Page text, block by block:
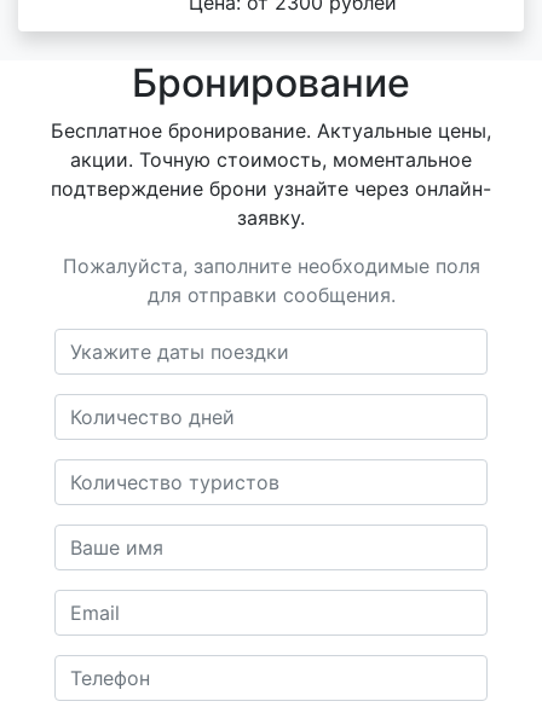
Бронирование
Бесплатное бронирование. Актуальные цены,
акции. Точную стоимость, моментальное
подтверждение брони узнайте через онлайн-
заявку.
Пожалуйста, заполните необходимые поля
для отправки сообщения.